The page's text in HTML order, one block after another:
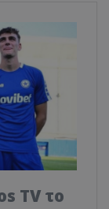
TV το